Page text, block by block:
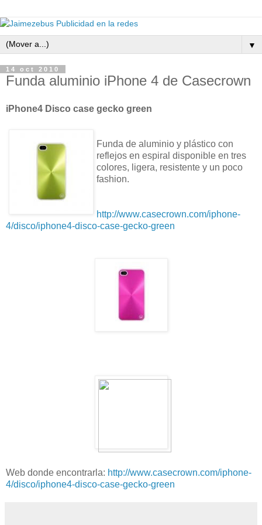
▼
14 oct 2010
Funda aluminio iPhone 4 de Casecrown
iPhone4 Disco case gecko green
Funda de aluminio y plástico con
reflejos en espiral disponible en tres
colores, ligera, resistente y un poco
fashion.
http://www.casecrown.com/iphone-
4/disco/iphone4-disco-case-gecko-green
Web donde encontrarla: http://www.casecrown.com/iphone-
4/disco/iphone4-disco-case-gecko-green